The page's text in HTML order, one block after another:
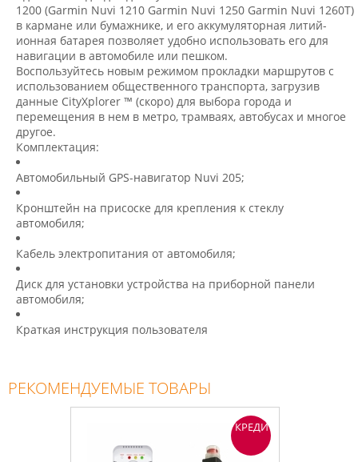
1200 (Garmin Nuvi 1210 Garmin Nuvi 1250 Garmin Nuvi 1260T)
в кармане или бумажнике, и его аккумуляторная литий-
ионная батарея позволяет удобно использовать его для
навигации в автомобиле или пешком.
Воспользуйтесь новым режимом прокладки маршрутов с
использованием общественного транспорта, загрузив
данные CityXplorer ™ (скоро) для выбора города и
перемещения в нем в метро, трамваях, автобусах и многое
другое.
Комплектация:
Автомобильный GPS-навигатор Nuvi 205;
Кронштейн на присоске для крепления к стеклу
автомобиля;
Кабель электропитания от автомобиля;
Диск для установки устройства на приборной панели
автомобиля;
Краткая инструкция пользователя
РЕКОМЕНДУЕМЫЕ ТОВАРЫ
КРЕДИТ